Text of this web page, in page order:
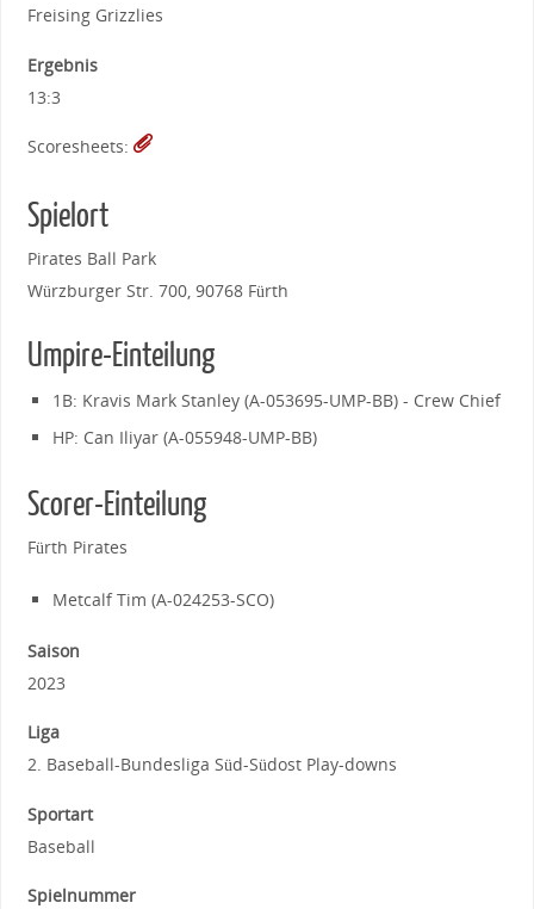
Freising Grizzlies
Ergebnis
13:3
Scoresheets:
Spielort
Pirates Ball Park
Würzburger Str. 700, 90768 Fürth
Umpire-Einteilung
1B: Kravis Mark Stanley (A-053695-UMP-BB) - Crew Chief
HP: Can Iliyar (A-055948-UMP-BB)
Scorer-Einteilung
Fürth Pirates
Metcalf Tim (A-024253-SCO)
Saison
2023
Liga
2. Baseball-Bundesliga Süd-Südost Play-downs
Sportart
Baseball
Spielnummer